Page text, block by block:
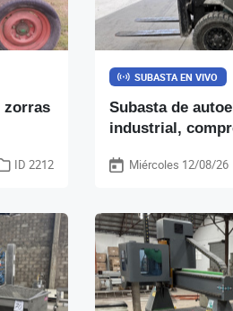
zorras
ID 2212
SUBASTA EN VIVO
Subasta de
industrial,
Miércoles 12/08/26